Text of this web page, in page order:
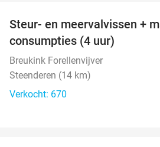
Steur- en meervalvissen +
consumpties (4 uur)
Breukink Forellenvijver
Steenderen (14 km)
Verkocht: 670